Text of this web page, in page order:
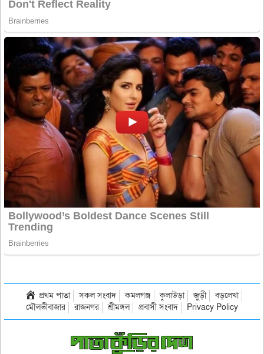
প্রথম পাতা সকল সংবাদ কমলগঞ্জ কুলাউড়া জুড়ী
বড়লেখা
মৌলভীবাজার
রাজনগর শ্রীমঙ্গল প্রবাসী সংবাদ Privacy Policy